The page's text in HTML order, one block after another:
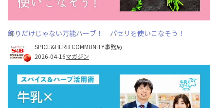
飾りだけじゃない万能ハーブ！ パセリを使いこなそう！
SPICE&HERB COMMUNITY事務局
2026-04-16マガジン